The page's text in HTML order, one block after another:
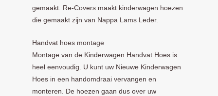
gemaakt. Re-Covers maakt kinderwagen hoezen
die gemaakt zijn van Nappa Lams Leder.
Handvat hoes montage
Montage van de Kinderwagen Handvat Hoes is
heel eenvoudig. U kunt uw Nieuwe Kinderwagen
Hoes in een handomdraai vervangen en
monteren. De hoezen gaan dus over uw